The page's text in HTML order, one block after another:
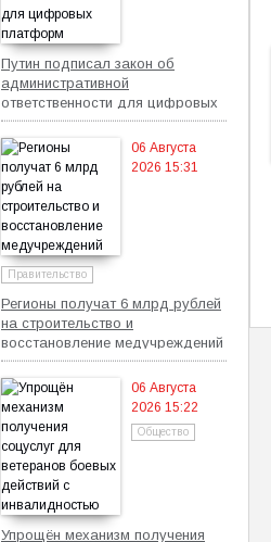
Путин подписал закон об
административной
ответственности для цифровых
платформ
06 Августа
2026 15:31
Правительство
Регионы получат 6 млрд рублей
на строительство и
восстановление медучреждений
06 Августа
2026 15:22
Общество
Упрощён механизм получения